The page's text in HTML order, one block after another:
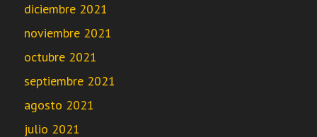
diciembre 2021
noviembre 2021
octubre 2021
septiembre 2021
agosto 2021
julio 2021